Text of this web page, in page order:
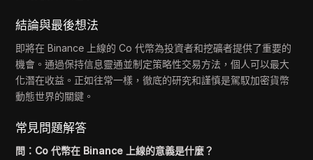
結論與最後想法
即將在 Binance 上線的 Co 代幣為投資者和挖礦者提供了重要的
機會。通過保持信息靈通並制定策略性交易方法，個人可以最大
化潛在收益。正如往常一樣，徹底的研究和謹慎是駕馭加密貨幣
動態世界的關鍵。
常見問題解答
問：Co 代幣在 Binance 上線的意義是什麼？